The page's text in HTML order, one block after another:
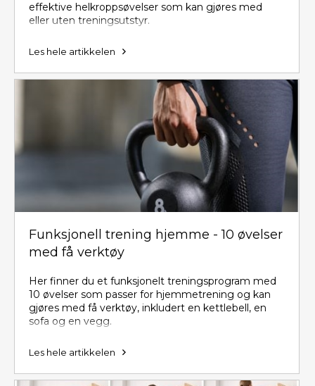
effektive helkroppsøvelser som kan gjøres med
eller uten treningsutstyr.
Les hele artikkelen
Funksjonell trening hjemme - 10 øvelser
med få verktøy
Her finner du et funksjonelt treningsprogram med
10 øvelser som passer for hjemmetrening og kan
gjøres med få verktøy, inkludert en kettlebell, en
sofa og en vegg.
Les hele artikkelen